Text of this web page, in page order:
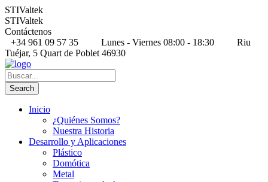
STIValtek
STIValtek
Contáctenos
+34 961 09 57 35
Lunes - Viernes 08:00 - 18:30
Riu
Tuéjar, 5 Quart de Poblet 46930
Inicio
¿Quiénes Somos?
Nuestra Historia
Desarrollo y Aplicaciones
Plástico
Domótica
Metal